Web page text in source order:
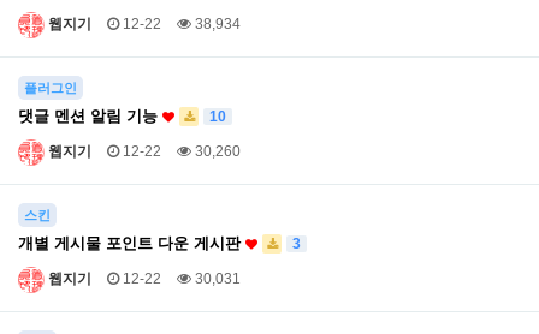
웹지기 12-22 38,934
플러그인
댓글 멘션 알림 기능 10
웹지기 12-22 30,260
스킨
개별 게시물 포인트 다운 게시판 3
웹지기 12-22 30,031